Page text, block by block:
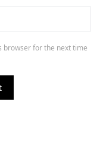
browser for the next time